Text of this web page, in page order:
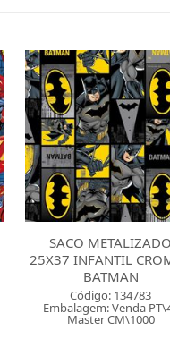
SACO METALIZADO
30X45 INFANTIL
SUPERMAN
Código: 134789
Embalagem: Venda
Master CM\1000